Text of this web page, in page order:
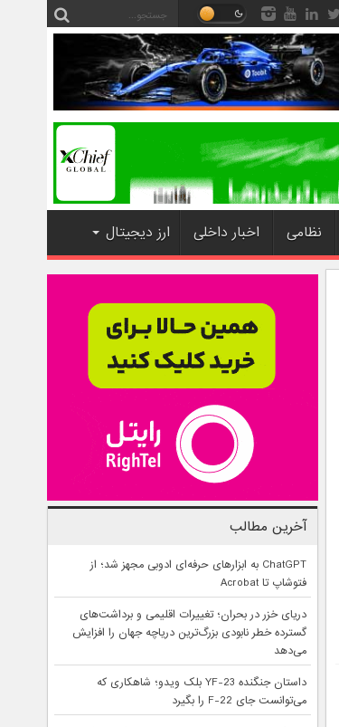
نظامی اخبار داخلی ارز دیجیتال
آخرین مطالب
ChatGPT به ابزارهای حرفه‌ای ادوبی مجهز شد؛ از
فتوشاپ تا Acrobat
دریای خزر در بحران؛ تغییرات اقلیمی و برداشت‌های
گسترده خطر نابودی بزرگ‌ترین دریاچه جهان را افزایش
می‌دهد
داستان جنگنده YF-23 بلک ویدو؛ شاهکاری که
می‌توانست جای F-22 را بگیرد